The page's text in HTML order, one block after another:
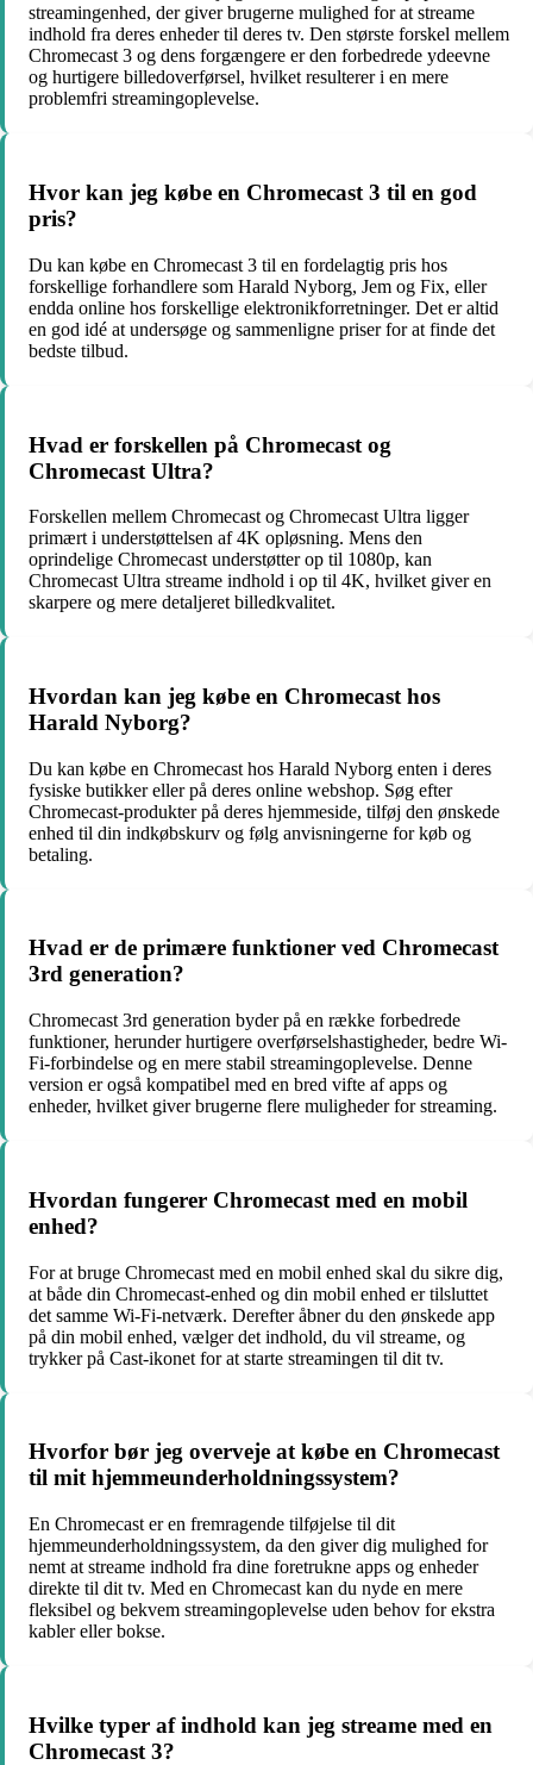
streamingenhed, der giver brugerne mulighed for at streame
indhold fra deres enheder til deres tv. Den største forskel mellem
Chromecast 3 og dens forgængere er den forbedrede ydeevne
og hurtigere billedoverførsel, hvilket resulterer i en mere
problemfri streamingoplevelse.
Hvor kan jeg købe en Chromecast 3 til en god
pris?
Du kan købe en Chromecast 3 til en fordelagtig pris hos
forskellige forhandlere som Harald Nyborg, Jem og Fix, eller
endda online hos forskellige elektronikforretninger. Det er altid
en god idé at undersøge og sammenligne priser for at finde det
bedste tilbud.
Hvad er forskellen på Chromecast og
Chromecast Ultra?
Forskellen mellem Chromecast og Chromecast Ultra ligger
primært i understøttelsen af 4K opløsning. Mens den
oprindelige Chromecast understøtter op til 1080p, kan
Chromecast Ultra streame indhold i op til 4K, hvilket giver en
skarpere og mere detaljeret billedkvalitet.
Hvordan kan jeg købe en Chromecast hos
Harald Nyborg?
Du kan købe en Chromecast hos Harald Nyborg enten i deres
fysiske butikker eller på deres online webshop. Søg efter
Chromecast-produkter på deres hjemmeside, tilføj den ønskede
enhed til din indkøbskurv og følg anvisningerne for køb og
betaling.
Hvad er de primære funktioner ved Chromecast
3rd generation?
Chromecast 3rd generation byder på en række forbedrede
funktioner, herunder hurtigere overførselshastigheder, bedre Wi-
Fi-forbindelse og en mere stabil streamingoplevelse. Denne
version er også kompatibel med en bred vifte af apps og
enheder, hvilket giver brugerne flere muligheder for streaming.
Hvordan fungerer Chromecast med en mobil
enhed?
For at bruge Chromecast med en mobil enhed skal du sikre dig,
at både din Chromecast-enhed og din mobil enhed er tilsluttet
det samme Wi-Fi-netværk. Derefter åbner du den ønskede app
på din mobil enhed, vælger det indhold, du vil streame, og
trykker på Cast-ikonet for at starte streamingen til dit tv.
Hvorfor bør jeg overveje at købe en Chromecast
til mit hjemmeunderholdningssystem?
En Chromecast er en fremragende tilføjelse til dit
hjemmeunderholdningssystem, da den giver dig mulighed for
nemt at streame indhold fra dine foretrukne apps og enheder
direkte til dit tv. Med en Chromecast kan du nyde en mere
fleksibel og bekvem streamingoplevelse uden behov for ekstra
kabler eller bokse.
Hvilke typer af indhold kan jeg streame med en
Chromecast 3?